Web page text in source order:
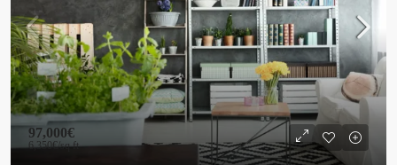
97,000€
6,350€/sq ft